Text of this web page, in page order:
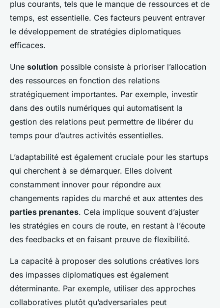
plus courants, tels que le manque de ressources et de
temps, est essentielle. Ces facteurs peuvent entraver
le développement de stratégies diplomatiques
efficaces.
Une solution possible consiste à prioriser l’allocation
des ressources en fonction des relations
stratégiquement importantes. Par exemple, investir
dans des outils numériques qui automatisent la
gestion des relations peut permettre de libérer du
temps pour d’autres activités essentielles.
L’adaptabilité est également cruciale pour les startups
qui cherchent à se démarquer. Elles doivent
constamment innover pour répondre aux
changements rapides du marché et aux attentes des
parties prenantes. Cela implique souvent d’ajuster
les stratégies en cours de route, en restant à l’écoute
des feedbacks et en faisant preuve de flexibilité.
La capacité à proposer des solutions créatives lors
des impasses diplomatiques est également
déterminante. Par exemple, utiliser des approches
collaboratives plutôt qu’adversariales peut